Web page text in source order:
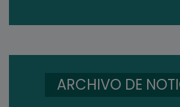
ARCHIVO DE